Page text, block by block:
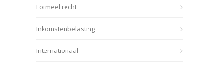
Formeel recht
Inkomstenbelasting
Internationaal